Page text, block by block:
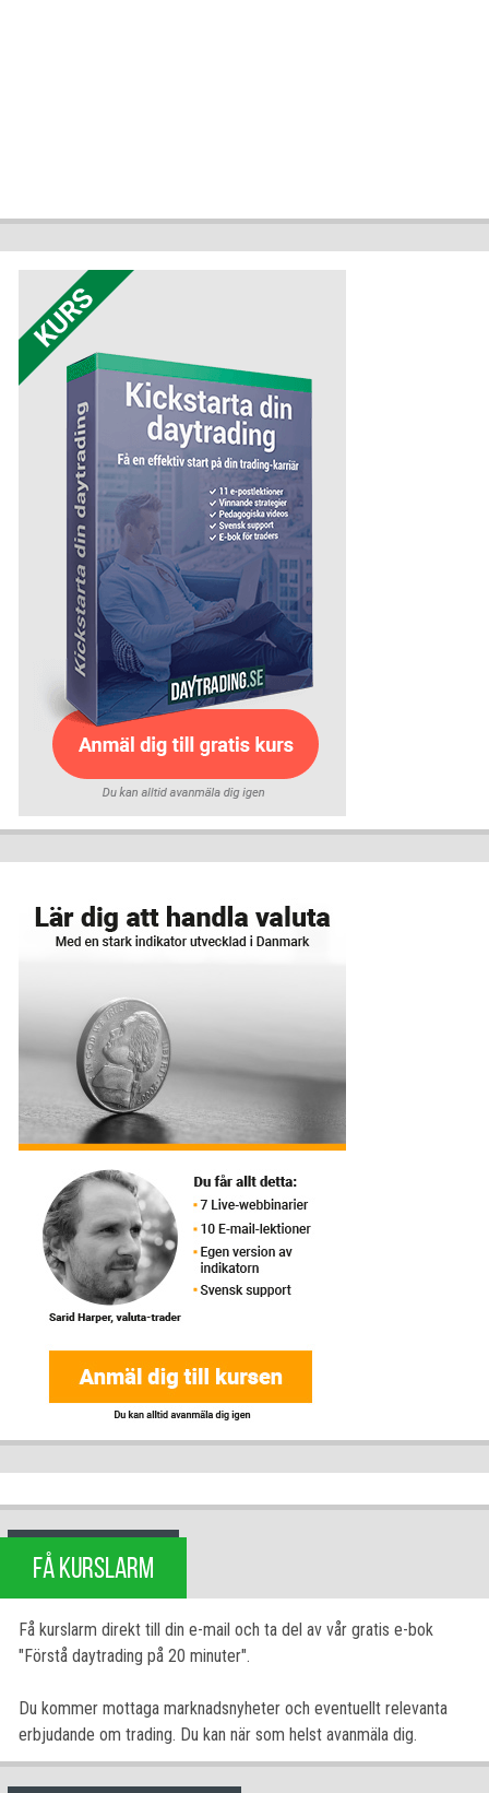
FÅ KURSLARM
Få kurslarm direkt till din e-mail och ta del av vår gratis e-bok
"Förstå daytrading på 20 minuter".
Du kommer mottaga marknadsnyheter och eventuellt relevanta
erbjudande om trading. Du kan när som helst avanmäla dig.